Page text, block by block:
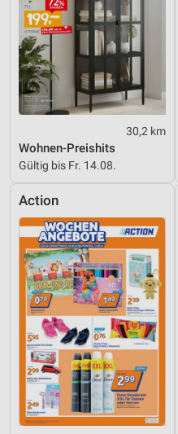
30,2 km
Wohnen-Preishits
Gültig bis Fr. 14.08.
Action